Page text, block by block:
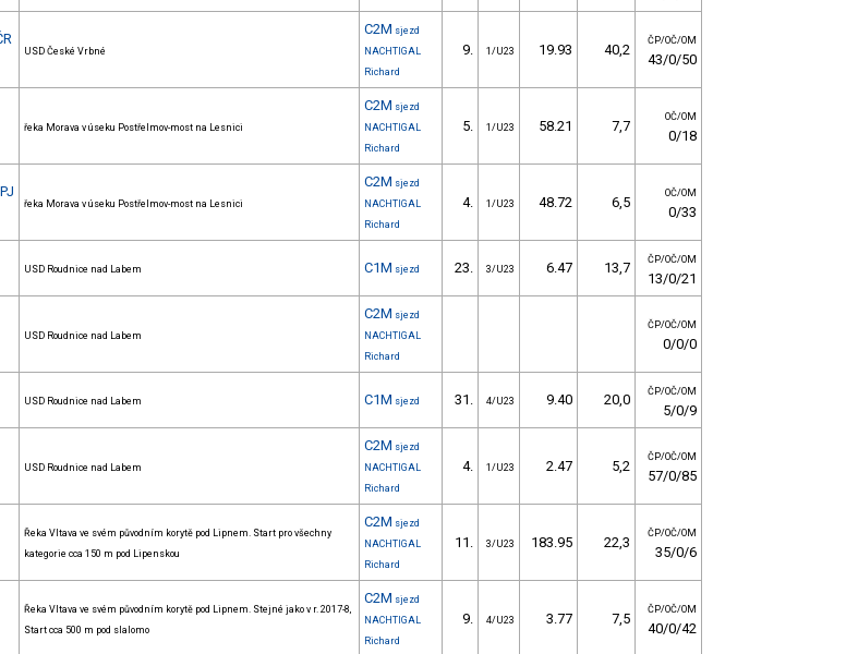
USD České Vrbné
C2M sjezd
NACHTIGAL
Richard
9. 1/U23 19.93 40,2
ČP/OČ/OM
43/0/50
řeka Morava v úseku Postřelmov-most na Lesnici
C2M sjezd
NACHTIGAL
Richard
5. 1/U23 58.21 7,7
OČ/OM
0/18
řeka Morava v úseku Postřelmov-most na Lesnici
C2M sjezd
NACHTIGAL
Richard
4. 1/U23 48.72 6,5
OČ/OM
0/33
USD Roudnice nad Labem C1M sjezd 23. 3/U23 6.47 13,7 ČP/OČ/OM
13/0/21
USD Roudnice nad Labem
C2M sjezd
NACHTIGAL
Richard
ČP/OČ/OM
0/0/0
USD Roudnice nad Labem C1M sjezd 31. 4/U23 9.40 20,0 ČP/OČ/OM
5/0/9
USD Roudnice nad Labem
C2M sjezd
NACHTIGAL
Richard
4. 1/U23 2.47 5,2
ČP/OČ/OM
57/0/85
Řeka Vltava ve svém původním korytě pod Lipnem. Start pro všechny
kategorie cca 150 m pod Lipenskou
C2M sjezd
NACHTIGAL
Richard
11. 3/U23 183.95 22,3
ČP/OČ/OM
35/0/6
Řeka Vltava ve svém původním korytě pod Lipnem. Stejné jako v r. 2017-8,
Start cca 500 m pod slalomo
C2M sjezd
NACHTIGAL
Richard
9. 4/U23 3.77 7,5
ČP/OČ/OM
40/0/42